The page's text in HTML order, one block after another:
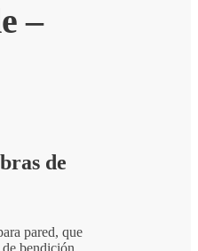
–
de
pared, que
bendición